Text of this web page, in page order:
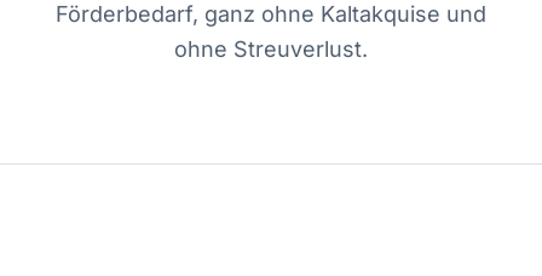
Förderbedarf, ganz ohne Kaltakquise und
ohne Streuverlust.